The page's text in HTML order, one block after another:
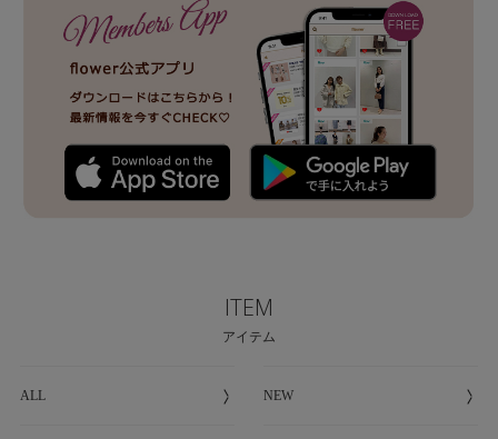
ITEM
アイテム
ALL NEW